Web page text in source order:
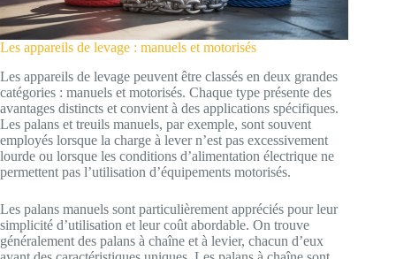
Les appareils de levage : manuels et motorisés
Les appareils de levage peuvent être classés en deux grandes
catégories : manuels et motorisés. Chaque type présente des
avantages distincts et convient à des applications spécifiques.
Les palans et treuils manuels, par exemple, sont souvent
employés lorsque la charge à lever n’est pas excessivement
lourde ou lorsque les conditions d’alimentation électrique ne
permettent pas l’utilisation d’équipements motorisés.
Les palans manuels sont particulièrement appréciés pour leur
simplicité d’utilisation et leur coût abordable. On trouve
généralement des palans à chaîne et à levier, chacun d’eux